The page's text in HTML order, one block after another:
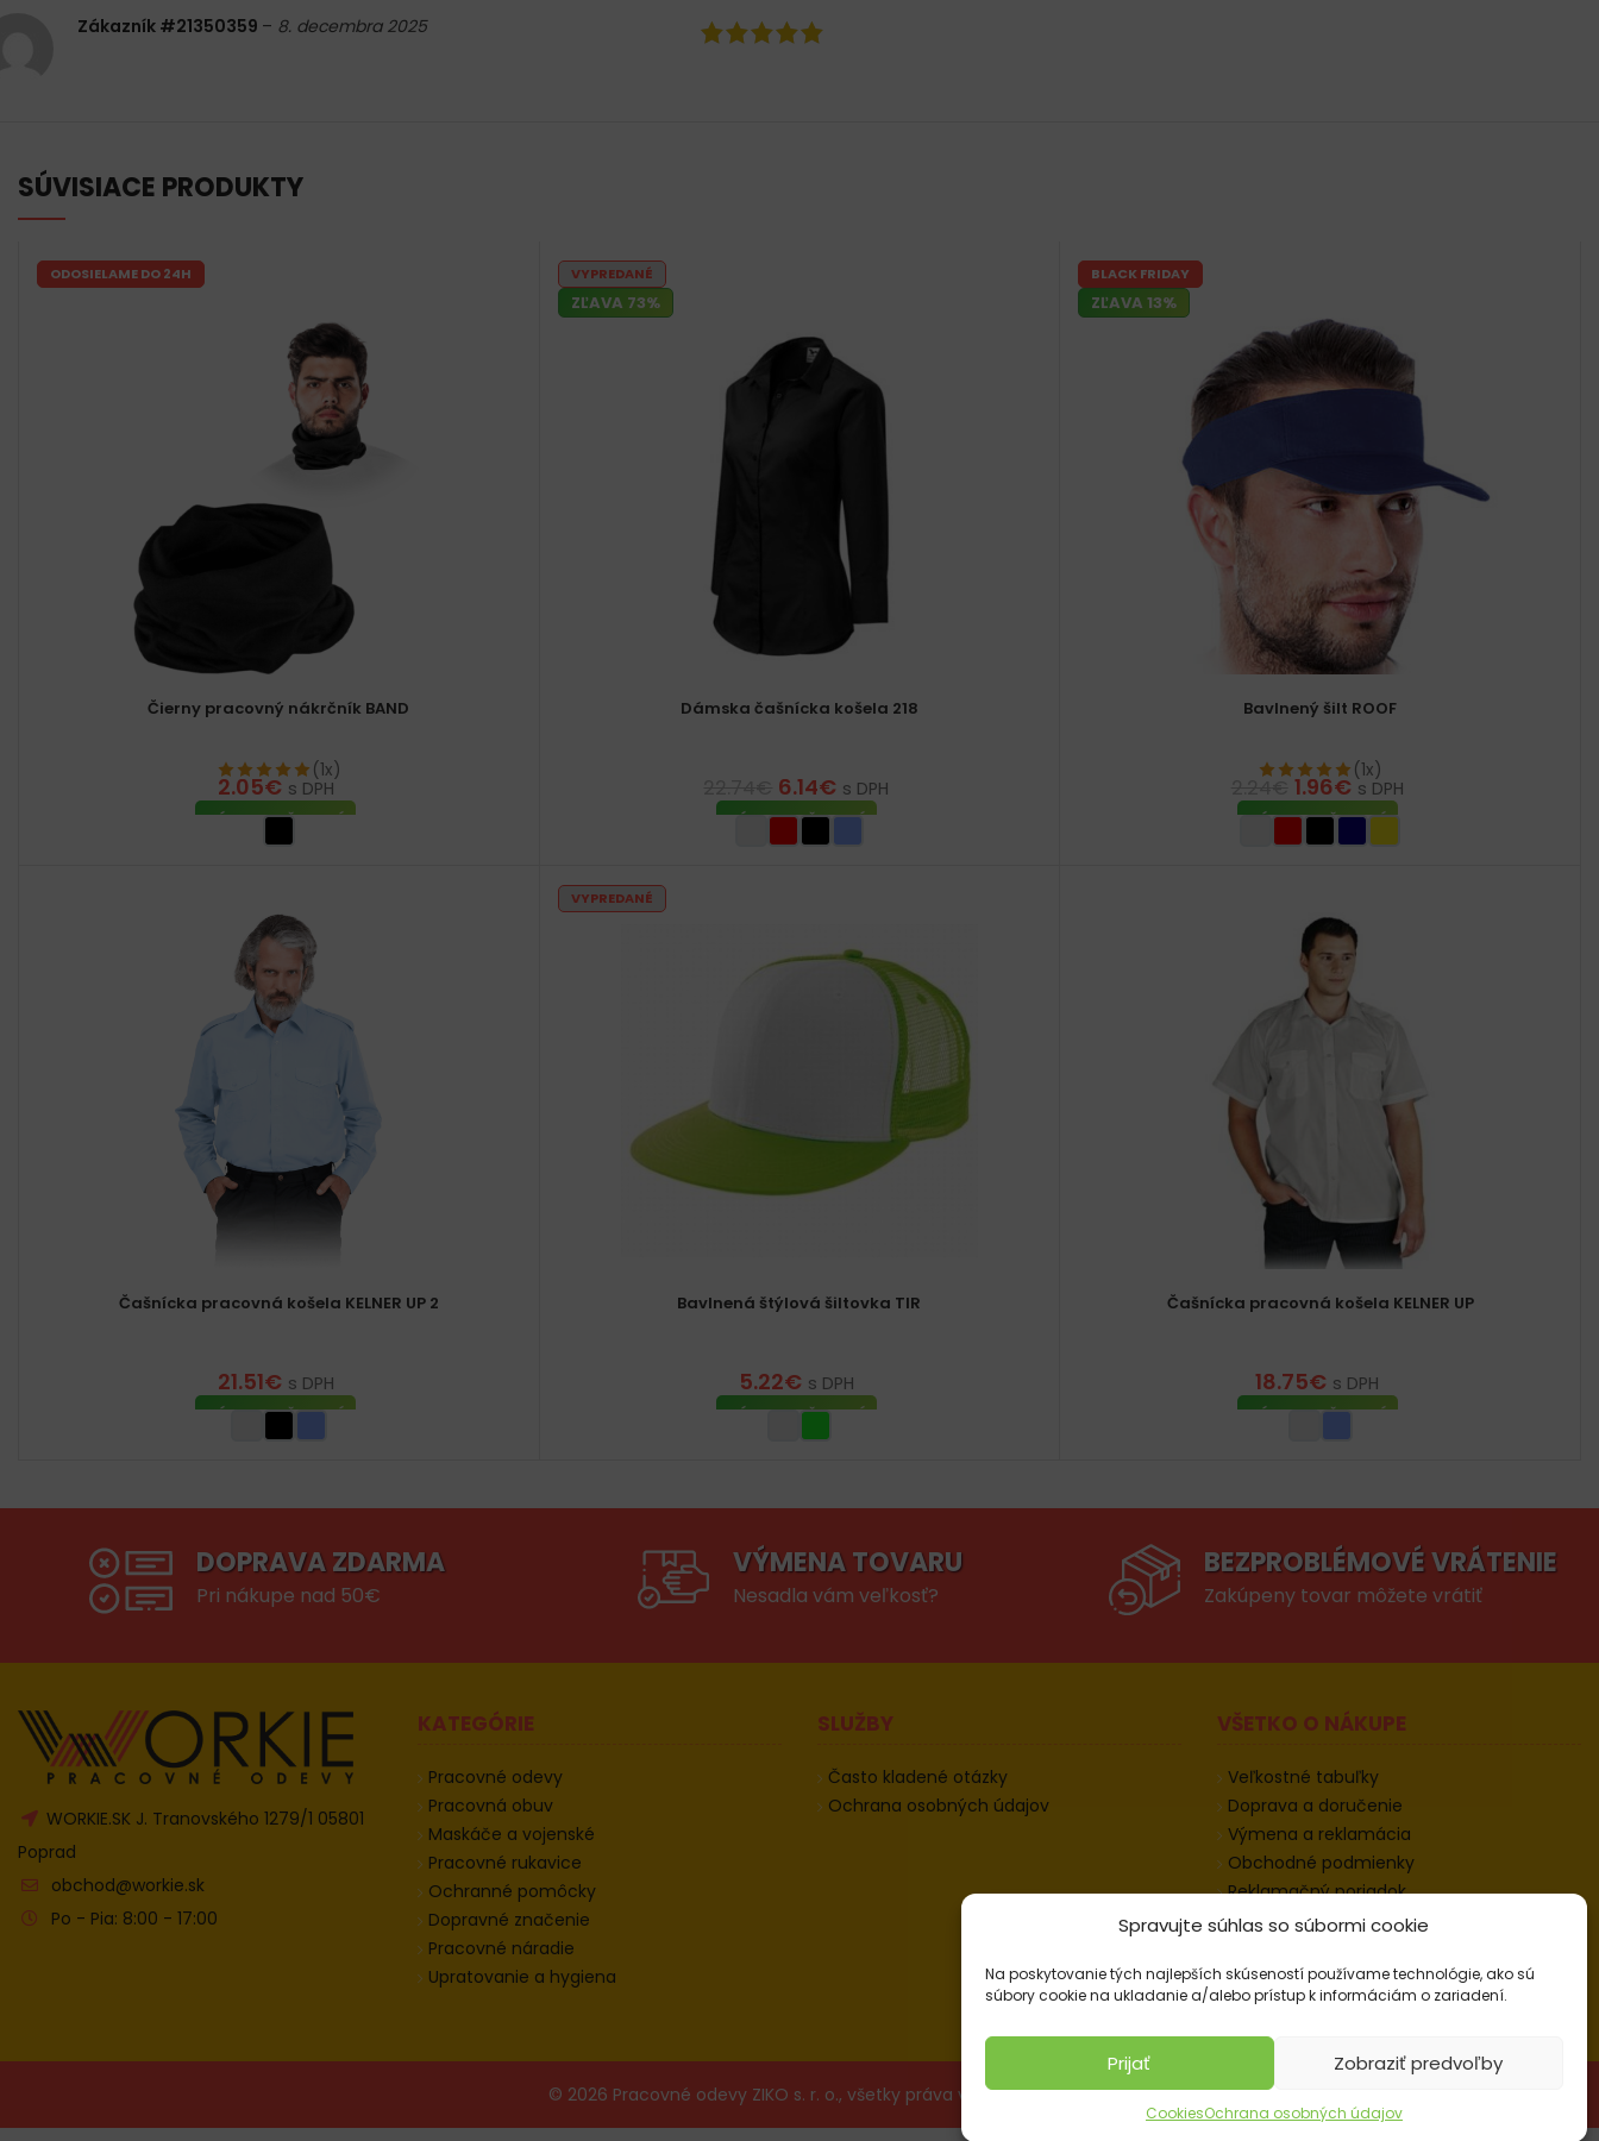
Spravujte súhlas so súbormi cookie
Na poskytovanie tých najlepších skúseností používame technológie, ako sú
súbory cookie na ukladanie a/alebo prístup k informáciám o zariadení.
Prijať Zobraziť predvoľby
CookiesOchrana osobných údajov
Zákazník #21350359 – 8. decembra 2025
SÚVISIACE PRODUKTY
ODOSIELAME DO 24H
Čierny pracovný nákrčník BAND
(1x)
2.05€ s DPH
VÝBER MOŽNOSTÍ
VYPREDANÉ
ZĽAVA 73%
Dámska čašnícka košela 218
6.14€ s DPH
VÝBER MOŽNOSTÍ
BLACK FRIDAY
ZĽAVA 13%
Bavlnený šilt ROOF
(1x)
1.96€ s DPH
VÝBER MOŽNOSTÍ
Čašnícka pracovná košela KELNER UP 2
21.51€ s DPH
VÝBER MOŽNOSTÍ
VYPREDANÉ
Bavlnená štýlová šiltovka TIR
5.22€ s DPH
VÝBER MOŽNOSTÍ
Čašnícka pracovná košela KELNER UP
18.75€ s DPH
VÝBER MOŽNOSTÍ
DOPRAVA ZDARMA
Pri nákupe nad 50€
VÝMENA TOVARU
Nesadla vám veľkosť?
BEZPROBLÉMOVÉ VRÁTENIE
Zakúpeny tovar môžete vrátiť
WORKIE.SK J. Tranovského 1279/1 05801
Poprad
obchod@workie.sk
Po - Pia: 8:00 - 17:00
KATEGÓRIE
Pracovné odevy
Pracovná obuv
Maskáče a vojenské
Pracovné rukavice
Ochranné pomôcky
Dopravné značenie
Pracovné náradie
Upratovanie a hygiena
SLUŽBY
Často kladené otázky
Ochrana osobných údajov
VŠETKO O NÁKUPE
Veľkostné tabuľky
Doprava a doručenie
Výmena a reklamácia
Obchodné podmienky
Reklamačný poriadok
Odstúpenie od zmluvy
Kontakt
Nastavenie cookies
© 2026 Pracovné odevy ZIKO s. r. o., všetky práva vyhradené.